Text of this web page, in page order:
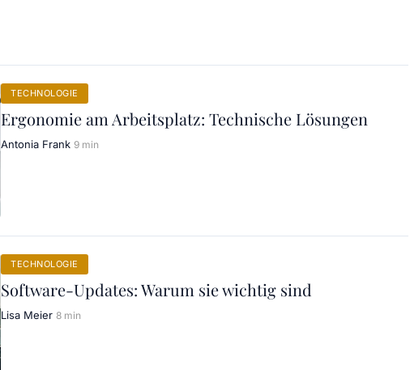
TECHNOLOGIE
Ergonomie am Arbeitsplatz: Technische Lösungen
Antonia Frank 9 min
TECHNOLOGIE
Software-Updates: Warum sie wichtig sind
Lisa Meier 8 min